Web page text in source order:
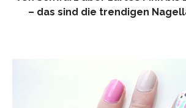
– das sind die trendigen